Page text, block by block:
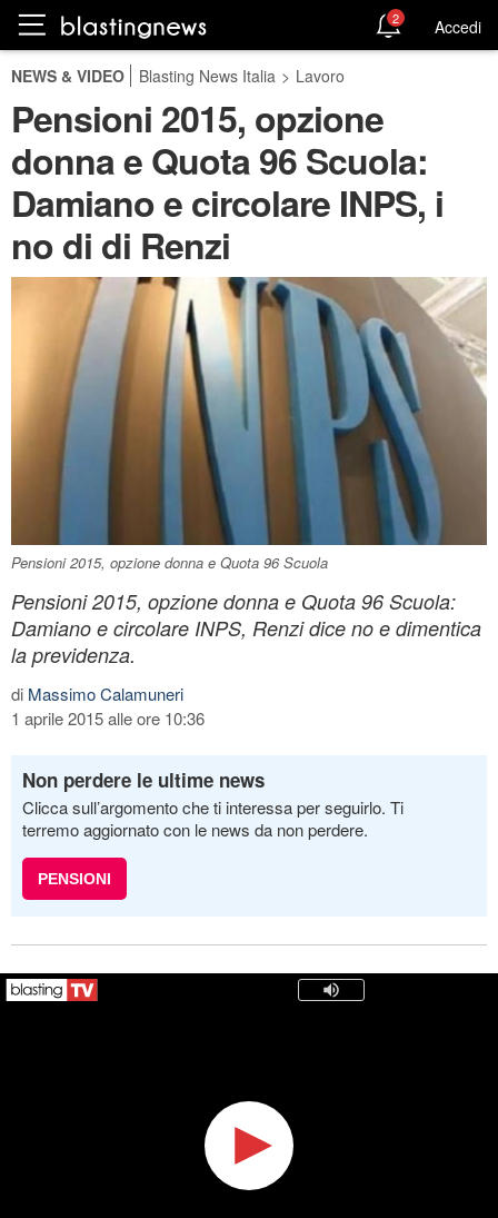
2 Accedi
NEWS & VIDEO Blasting News Italia > Lavoro
Pensioni 2015, opzione
donna e Quota 96 Scuola:
Damiano e circolare INPS, i
no di di Renzi
Pensioni 2015, opzione donna e Quota 96 Scuola
Pensioni 2015, opzione donna e Quota 96 Scuola:
Damiano e circolare INPS, Renzi dice no e dimentica
la previdenza.
di Massimo Calamuneri
1 aprile 2015 alle ore 10:36
Non perdere le ultime news
Clicca sull’argomento che ti interessa per seguirlo. Ti
terremo aggiornato con le news da non perdere.
PENSIONI